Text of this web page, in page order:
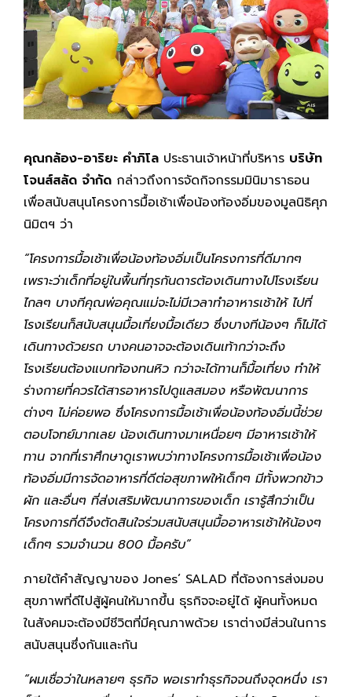
คุณกล้อง-อาริยะ คำภิโล ประธานเจ้าหน้าที่บริหาร บริษัท
โจนส์สลัด จำกัด กล่าวถึงการจัดกิจกรรมมินิมาราธอน
เพื่อสนับสนุนโครงการมื้อเช้าเพื่อน้องท้องอิ่มของมูลนิธิศุภ
นิมิตฯ ว่า
“โครงการมื้อเช้าเพื่อน้องท้องอิ่มเป็นโครงการที่ดีมากๆ
เพราะว่าเด็กที่อยู่ในพื้นที่ทุรกันดารต้องเดินทางไปโรงเรียน
ไกลๆ บางทีคุณพ่อคุณแม่จะไม่มีเวลาทำอาหารเช้าให้ ไปที่
โรงเรียนก็สนับสนุนมื้อเที่ยงมื้อเดียว ซึ่งบางทีน้องๆ ก็ไม่ได้
เดินทางด้วยรถ บางคนอาจจะต้องเดินเท้ากว่าจะถึง
โรงเรียนต้องแบกท้องทนหิว กว่าจะได้ทานก็มื้อเที่ยง ทำให้
ร่างกายที่ควรได้สารอาหารไปดูแลสมอง หรือพัฒนาการ
ต่างๆ ไม่ค่อยพอ ซึ่งโครงการมื้อเช้าเพื่อน้องท้องอิ่มนี้ช่วย
ตอบโจทย์มากเลย น้องเดินทางมาเหนื่อยๆ มีอาหารเช้าให้
ทาน จากที่เราศึกษาดูเราพบว่าทางโครงการมื้อเช้าเพื่อน้อง
ท้องอิ่มมีการจัดอาหารที่ดีต่อสุขภาพให้เด็กๆ มีทั้งพวกข้าว
ผัก และอื่นๆ ที่ส่งเสริมพัฒนาการของเด็ก เรารู้สึกว่าเป็น
โครงการที่ดีจึงตัดสินใจร่วมสนับสนุนมื้ออาหารเช้าให้น้องๆ
เด็กๆ รวมจำนวน 800 มื้อครับ”
ภายใต้คำสัญญาของ Jones’ SALAD ที่ต้องการส่งมอบ
สุขภาพที่ดีไปสู้ผู้คนให้มากขึ้น ธุรกิจจะอยู่ได้ ผู้คนทั้งหมด
ในสังคมจะต้องมีชีวิตที่มีคุณภาพด้วย เราต่างมีส่วนในการ
สนับสนุนซึ่งกันและกัน
“ผมเชื่อว่าในหลายๆ ธุรกิจ พอเราทำธุรกิจจนถึงจุดหนึ่ง เรา